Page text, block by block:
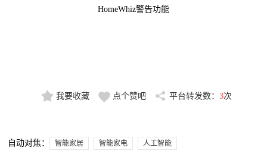
HomeWhiz警告功能
我要收藏 点个赞吧 平台转发数： 3次
自动对焦： 智能家居 智能家电 人工智能